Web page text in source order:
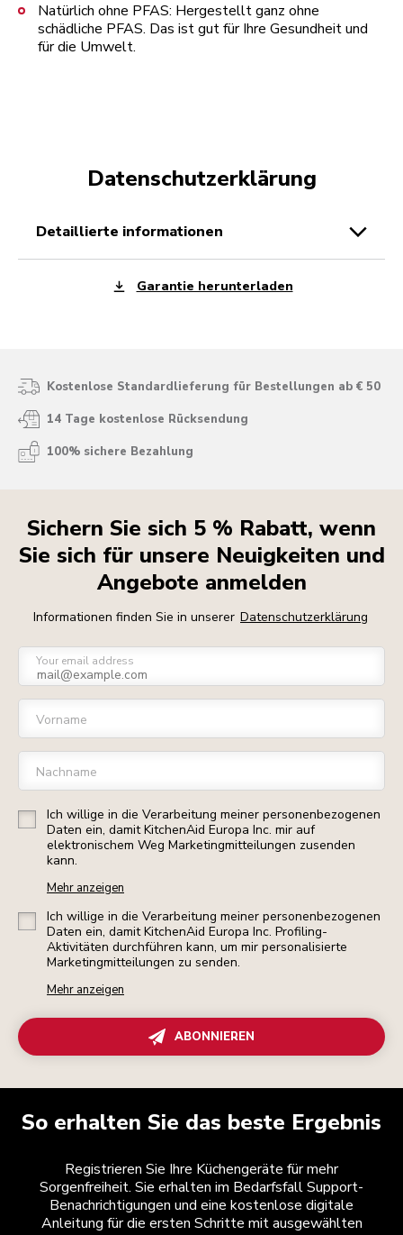
Natürlich ohne PFAS: Hergestellt ganz ohne
schädliche PFAS. Das ist gut für Ihre Gesundheit und
für die Umwelt.
Datenschutzerklärung
detaillierte informationen
Garantie herunterladen
Kostenlose Standardlieferung für Bestellungen ab € 50
14 Tage kostenlose Rücksendung
100% sichere Bezahlung
Sichern Sie sich 5 % Rabatt, wenn
Sie sich für unsere Neuigkeiten und
Angebote anmelden
Informationen finden Sie in unserer Datenschutzerklärung
Your email address
Vorname
Nachname
Ich willige in die Verarbeitung meiner personenbezogenen
Daten ein, damit KitchenAid Europa Inc. mir auf
elektronischem Weg Marketingmitteilungen zusenden
kann.
Mehr anzeigen
Ich willige in die Verarbeitung meiner personenbezogenen
Daten ein, damit KitchenAid Europa Inc. Profiling-
Aktivitäten durchführen kann, um mir personalisierte
Marketingmitteilungen zu senden.
Mehr anzeigen
ABONNIEREN
So erhalten Sie das beste Ergebnis
Registrieren Sie Ihre Küchengeräte für mehr
Sorgenfreiheit. Sie erhalten im Bedarfsfall Support-
Benachrichtigungen und eine kostenlose digitale
Anleitung für die ersten Schritte mit ausgewählten